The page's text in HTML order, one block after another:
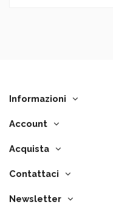
Informazioni
Account
Acquista
Contattaci
Newsletter